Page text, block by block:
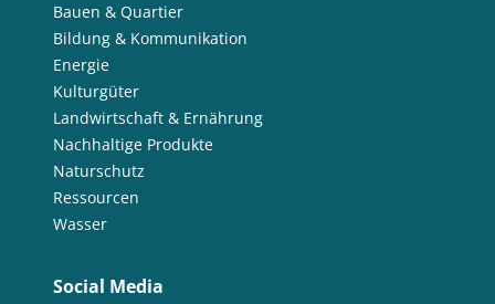
Bauen & Quartier
Bildung & Kommunikation
Energie
Kulturgüter
Landwirtschaft & Ernährung
Nachhaltige Produkte
Naturschutz
Ressourcen
Wasser
Social Media